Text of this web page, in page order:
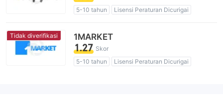
5-10 tahun
Lisensi Peraturan Dicurigai
Potensi risiko tinggi
Tidak diverifikasi 1MARKET
1.27 Skor
5-10 tahun
Lisensi Peraturan Dicurigai